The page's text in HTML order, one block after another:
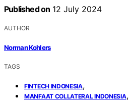
Published on 12 July 2024
AUTHOR
Norman Kohlers
TAGS
FINTECH INDONESIA,
MANFAAT COLLATERAL INDONESIA,